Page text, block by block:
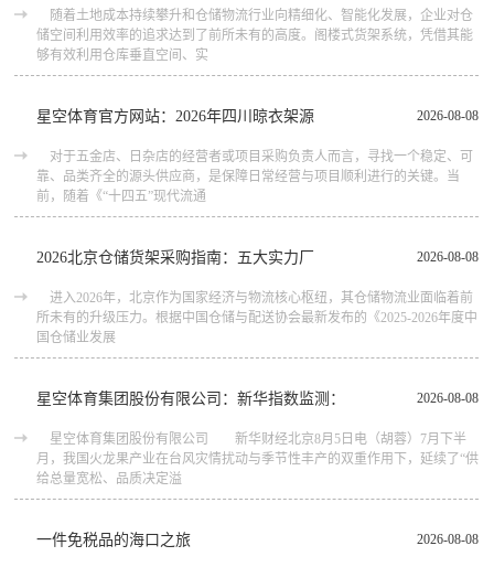
随着土地成本持续攀升和仓储物流行业向精细化、智能化发展，企业对仓
储空间利用效率的追求达到了前所未有的高度。阁楼式货架系统，凭借其能
够有效利用仓库垂直空间、实
2026-08-08
星空体育官方网站：2026年四川晾衣架源
对于五金店、日杂店的经营者或项目采购负责人而言，寻找一个稳定、可
靠、品类齐全的源头供应商，是保障日常经营与项目顺利进行的关键。当
前，随着《“十四五”现代流通
2026-08-08
2026北京仓储货架采购指南：五大实力厂
进入2026年，北京作为国家经济与物流核心枢纽，其仓储物流业面临着前
所未有的升级压力。根据中国仓储与配送协会最新发布的《2025-2026年度中
国仓储业发展
2026-08-08
星空体育集团股份有限公司：新华指数监测：
星空体育集团股份有限公司 新华财经北京8月5日电（胡蓉）7月下半
月，我国火龙果产业在台风灾情扰动与季节性丰产的双重作用下，延续了“供
给总量宽松、品质决定溢
2026-08-08
一件免税品的海口之旅